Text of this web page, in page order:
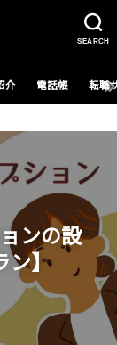
SEARCH
介 電話帳 転職
ンの設
ン】